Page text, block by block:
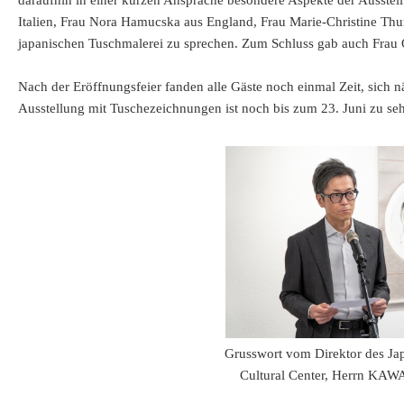
Grusswort vom Direktor des
Cultural Center, Herrn
Italien, Frau Nora Hamucska aus England, Frau Marie-Christine
japanischen Tuschmalerei zu sprechen. Zum Schluss gab auch
Nach der Eröffnungsfeier fanden alle Gäste noch einmal Zeit, sich
Ausstellung mit Tuschezeichnungen ist noch bis zum 23. Juni zu